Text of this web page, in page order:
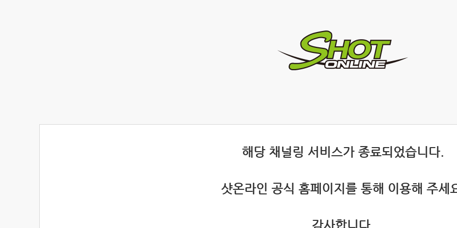
해당 채널링 서비스가 종료되었습니다.
샷온라인 공식 홈페이지를 통해 이용해 주세